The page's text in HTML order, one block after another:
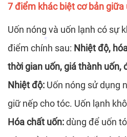
*
7 điểm khác biệt cơ bản giữa
Uốn nóng và uốn lạnh có sự
điểm chính sau: Nhiệt độ,
thời gian uốn, giá thành uốn,
Nhiệt độ: Uốn nóng sử dụng
giữ nếp cho tóc. Uốn lạnh
Hóa chất uốn:dùng để uốn